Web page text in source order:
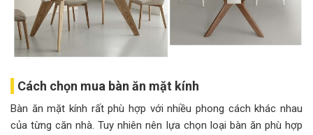
Cách chọn mua bàn ăn mặt kính
Bàn ăn mặt kính rất phù hợp với nhiều phong cách khác nhau
của từng căn nhà. Tuy nhiên nên lựa chọn loại bàn ăn phù hợp